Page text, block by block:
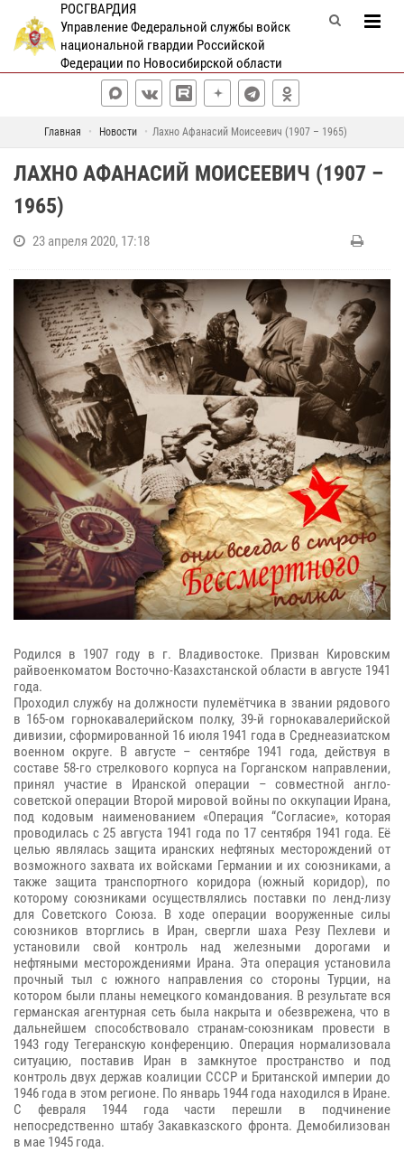
РОСГВАРДИЯ
Управление Федеральной службы войск
национальной гвардии Российской
Федерации по Новосибирской области
Главная Новости Лахно Афанасий Моисеевич (1907 – 1965)
ЛАХНО АФАНАСИЙ МОИСЕЕВИЧ (1907 –
1965)
23 апреля 2020, 17:18
Родился в 1907 году в г. Владивостоке. Призван Кировским
райвоенкоматом Восточно-Казахстанской области в августе 1941
года.
Проходил службу на должности пулемётчика в звании рядового
в 165-ом горнокавалерийском полку, 39-й горнокавалерийской
дивизии, сформированной 16 июля 1941 года в Среднеазиатском
военном округе. В августе – сентябре 1941 года, действуя в
составе 58-го стрелкового корпуса на Горганском направлении,
принял участие в Иранской операции – совместной англо-
советской операции Второй мировой войны по оккупации Ирана,
под кодовым наименованием «Операция “Согласие», которая
проводилась с 25 августа 1941 года по 17 сентября 1941 года. Её
целью являлась защита иранских нефтяных месторождений от
возможного захвата их войсками Германии и их союзниками, а
также защита транспортного коридора (южный коридор), по
которому союзниками осуществлялись поставки по ленд-лизу
для Советского Союза. В ходе операции вооруженные силы
союзников вторглись в Иран, свергли шаха Резу Пехлеви и
установили свой контроль над железными дорогами и
нефтяными месторождениями Ирана. Эта операция установила
прочный тыл с южного направления со стороны Турции, на
котором были планы немецкого командования. В результате вся
германская агентурная сеть была накрыта и обезврежена, что в
дальнейшем способствовало странам-союзникам провести в
1943 году Тегеранскую конференцию. Операция нормализовала
ситуацию, поставив Иран в замкнутое пространство и под
контроль двух держав коалиции СССР и Британской империи до
1946 года в этом регионе. По январь 1944 года находился в Иране.
С февраля 1944 года части перешли в подчинение
непосредственно штабу Закавказского фронта. Демобилизован
в мае 1945 года.